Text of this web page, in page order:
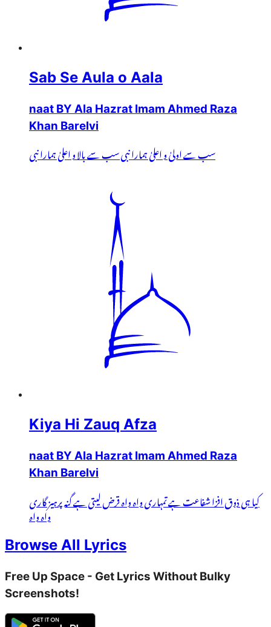
Sab Se Aula o Aala
naat BY Ala Hazrat Imam Ahmed Raza
Khan Barelvi
سب سے اولیٰ و اعلیٰ ہمارا نبی سب سے بالا و اعلیٰ ہمارا نبی
Kiya Hi Zauq Afza
naat BY Ala Hazrat Imam Ahmed Raza
Khan Barelvi
کیا ہی ذوق افزا شفاعت ہے تمہاری واہ واہ قرض لیتی ہے گنہ پرہیز گاری
واہ واہ
Browse All Lyrics
Free Up Space - Get Lyrics Without Bulky
Screenshots!